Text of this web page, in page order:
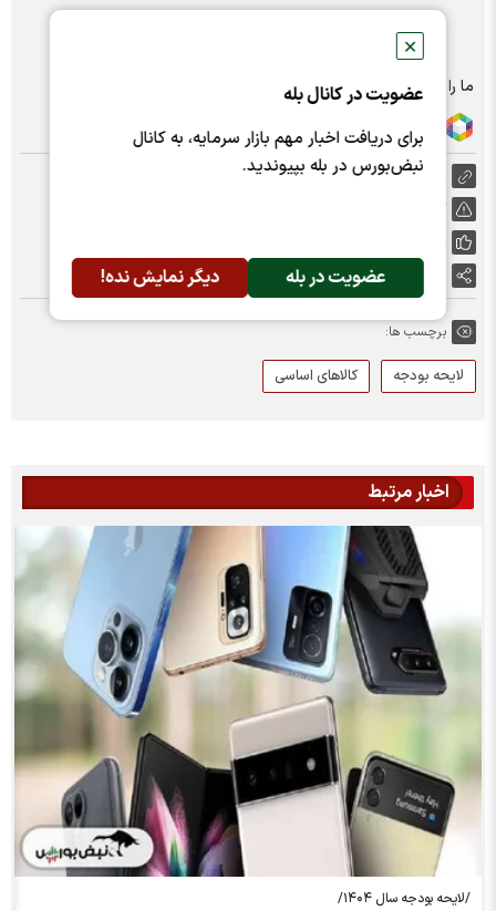
✕
عضویت در کانال بله
برای دریافت اخبار مهم بازار سرمایه، به کانال
نبض‌بورس در بله بپیوندید.
عضویت در بله دیگر نمایش نده!
ما را در شبکه های اجتماعی دنبال کنید :
https://nabzebourse.com/000M5A
اشتراک گذاری
برچسب ها:
لایحه بودجه کالاهای اساسی
اخبار مرتبط
/لایحه بودجه سال ۱۴۰۴/